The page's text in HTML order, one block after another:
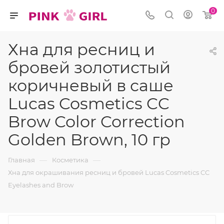
0
Хна для ресниц и
бровей золотистый
коричневый в саше
Lucas Cosmetics CC
Brow Color Correction
Golden Brown, 10 гр
Главная — Косметика —
Хна для окрашивания ресниц и бровей Lucas Cosmetics CC
Eyelashes and Brow